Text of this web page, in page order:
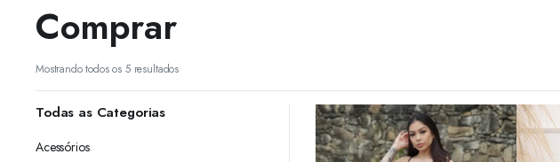
Comprar
Mostrando todos os 5 resultadosClassificado
Todas as Categorias
Acessórios